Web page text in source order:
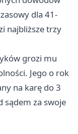
dla 41-
najbliższe trzy
grozi mu
Jego o rok
na karę do 3
sądem za swoje